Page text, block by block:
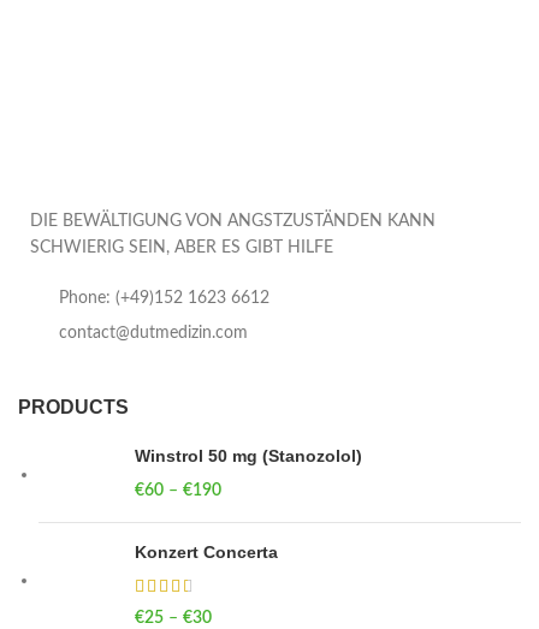
DIE BEWÄLTIGUNG VON ANGSTZUSTÄNDEN KANN
SCHWIERIG SEIN, ABER ES GIBT HILFE
Phone: (+49)152 1623 6612
contact@dutmedizin.com
PRODUCTS
Winstrol 50 mg (Stanozolol)
€60 – €190
Konzert Concerta
€25 – €30